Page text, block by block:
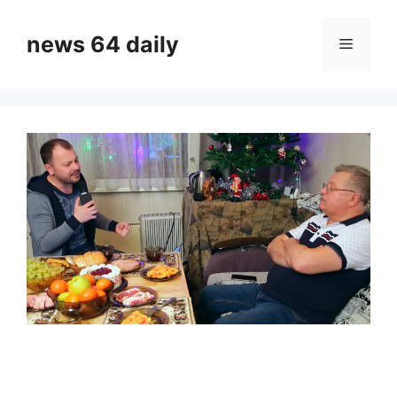
contentnews 64 daily Menu